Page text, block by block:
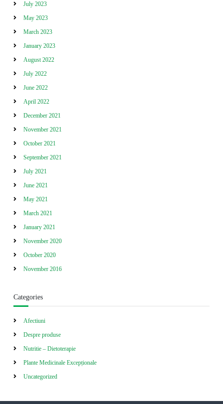
July 2023
May 2023
March 2023
January 2023
August 2022
July 2022
June 2022
April 2022
December 2021
November 2021
October 2021
September 2021
July 2021
June 2021
May 2021
March 2021
January 2021
November 2020
October 2020
November 2016
Categories
Afectiuni
Despre produse
Nutritie – Dietoterapie
Plante Medicinale Excepționale
Uncategorized